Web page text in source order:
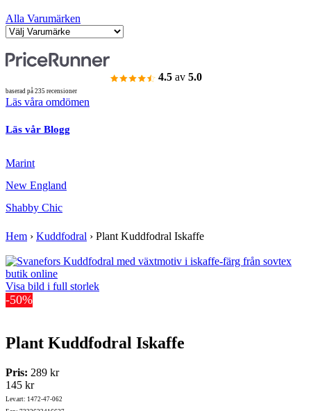
Alla Varumärken
4.5 av 5.0
baserad på 235 recensioner
Läs våra omdömen
Läs vår Blogg
Marint
New England
Shabby Chic
Hem › Kuddfodral › Plant Kuddfodral Iskaffe
Visa bild i full storlek
-50%
Plant Kuddfodral Iskaffe
Pris: 289 kr
145 kr
Lev.art: 1472-47-062